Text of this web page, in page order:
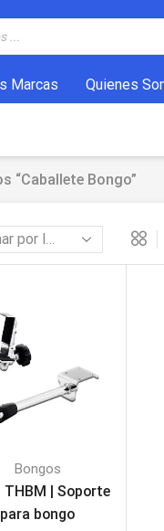
Marcas Quienes
“caballete Bongo”
Bongos
THBM | Soporte
para bongo